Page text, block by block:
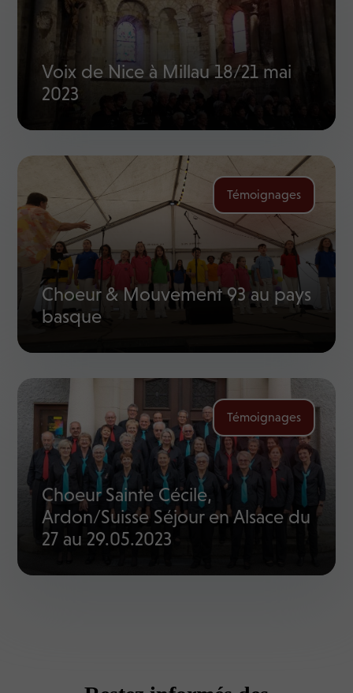
Voix de Nice à Millau 18/21 mai
2023
Témoignages
Choeur & Mouvement 93 au pays
basque
Témoignages
Choeur Sainte Cécile,
Ardon/Suisse Séjour en Alsace du
27 au 29.05.2023